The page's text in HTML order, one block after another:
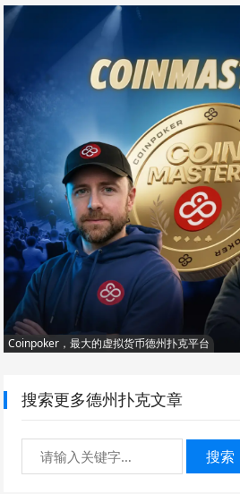
Coinpoker，最大的虚拟货币德州扑克平台
搜索更多德州扑克文章
搜索